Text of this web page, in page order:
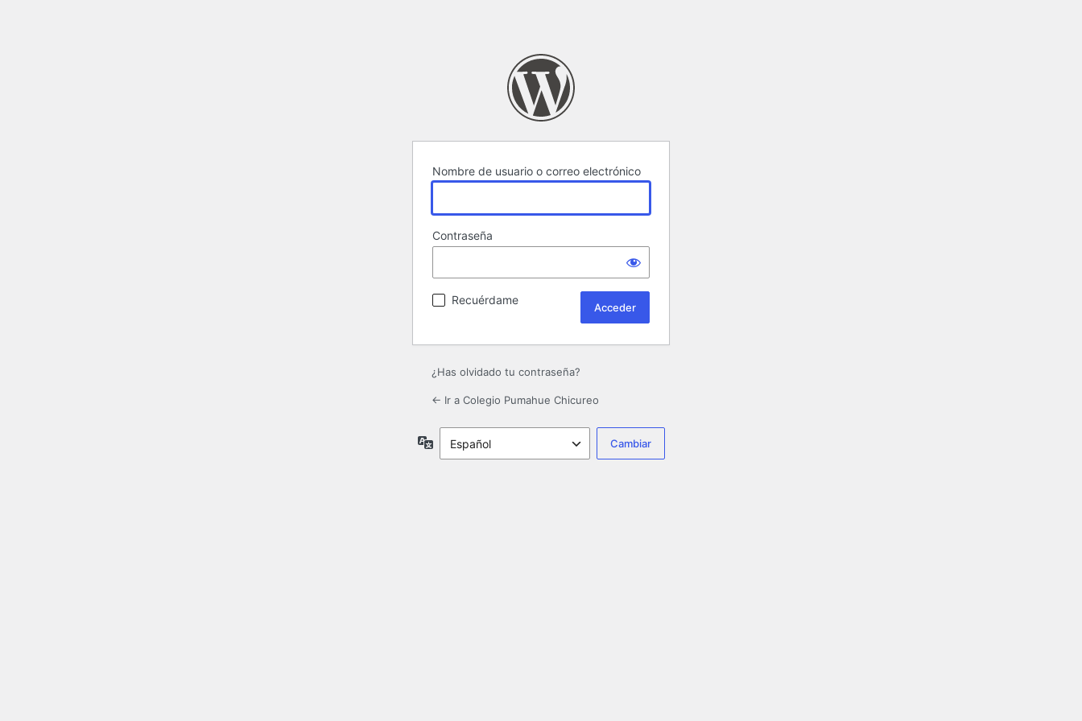
Nombre de usuario o correo electrónico
Contraseña
Recuérdame
¿Has olvidado tu contraseña?
← Ir a Colegio Pumahue Chicureo
Idioma